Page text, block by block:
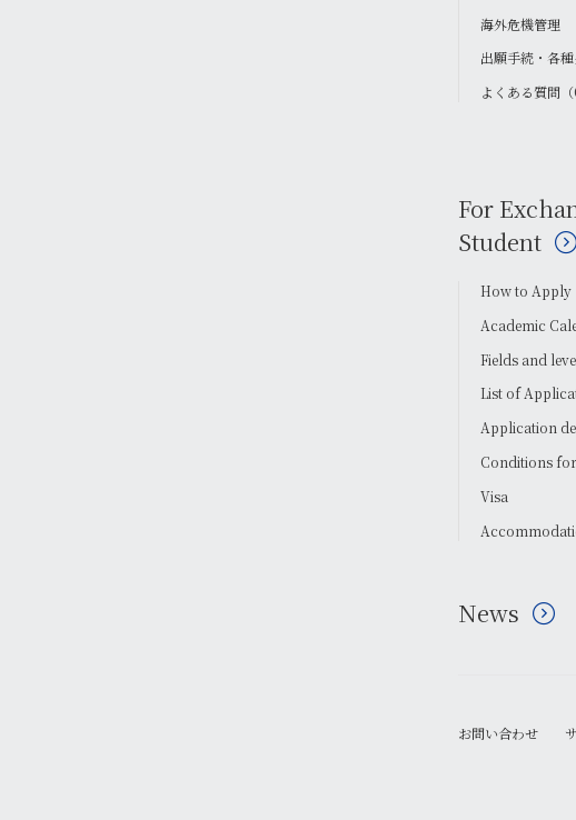
海外危機管理
出願手続・各
よくある質問（
For
Student
How to Apply
Academic
Fields and
List of
Application
Conditions
Visa
News
お問い合わせ